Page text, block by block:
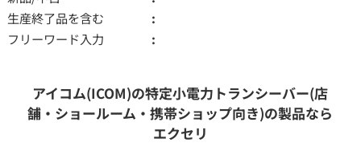
生産終了品を含む
フリーワード入力
アイコム(ICOM)の特定小電力トランシーバー(店
舗・ショールーム・携帯ショップ向き)の製品なら
エクセリ